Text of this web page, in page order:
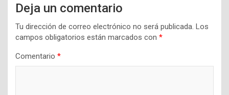
Deja un comentario
Tu dirección de correo electrónico no será publicada. Los
campos obligatorios están marcados con *
Comentario *